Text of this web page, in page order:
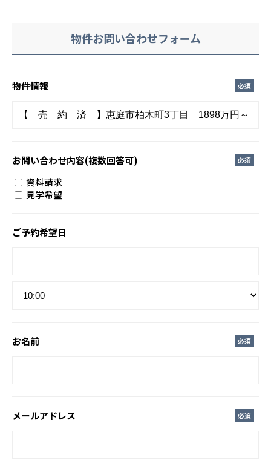
物件お問い合わせフォーム
物件情報 必須
お問い合わせ内容(複数回答可) 必須
資料請求
見学希望
ご予約希望日
お名前 必須
メールアドレス 必須